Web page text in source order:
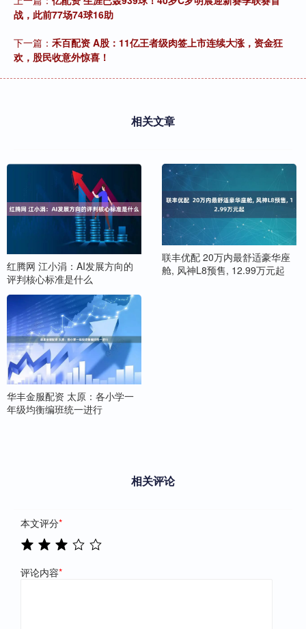
战，此前77场74球16助
下一篇： 禾百配资 A股：11亿王者级肉签上市连续大涨，资金狂
欢，股民收意外惊喜！
相关文章
红腾网 江小涓：AI发展方向的
评判核心标准是什么
联丰优配 20万内最舒适豪华座
舱, 风神L8预售, 12.99万元起
华丰金服配资 太原：各小学一
年级均衡编班统一进行
相关评论
本文评分*
评论内容*